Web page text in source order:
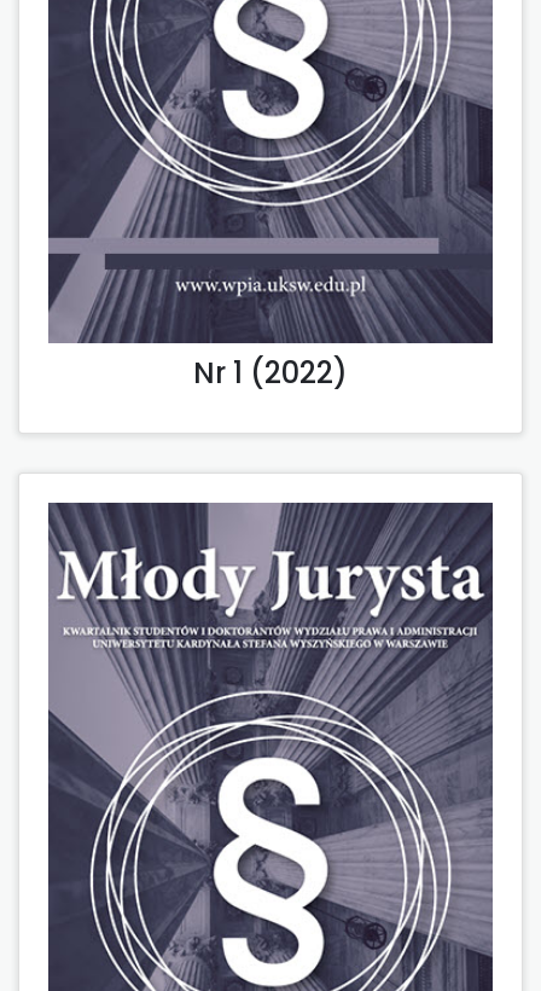
Nr 1 (2022)